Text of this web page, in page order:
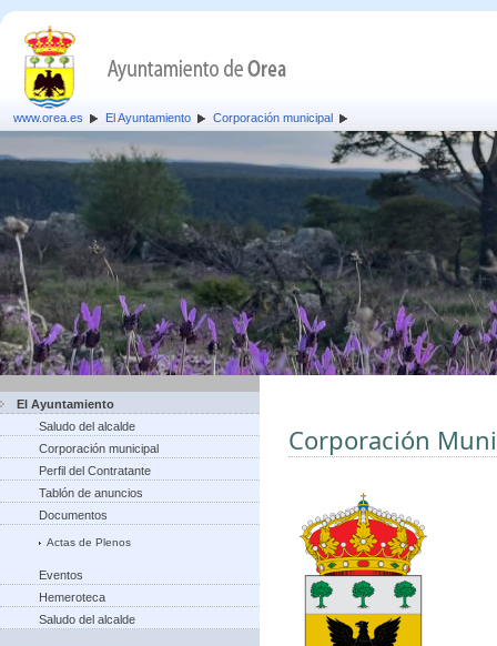
www.orea.es El Ayuntamiento Corporación municipal
El Ayuntamiento
Saludo del alcalde
Corporación municipal
Perfil del Contratante
Tablón de anuncios
Documentos
Actas de Plenos
Eventos
Hemeroteca
Saludo del alcalde
Corporación